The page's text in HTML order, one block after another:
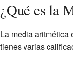
¿Qué es la
La media aritmética
tienes varias